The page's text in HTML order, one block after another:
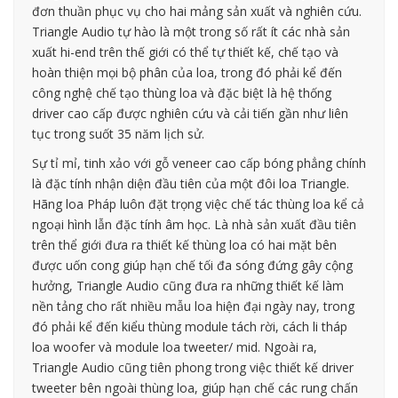
đơn thuần phục vụ cho hai mảng sản xuất và nghiên cứu.
Triangle Audio tự hào là một trong số rất ít các nhà sản
xuất hi-end trên thế giới có thể tự thiết kế, chế tạo và
hoàn thiện mọi bộ phân của loa, trong đó phải kể đến
công nghệ chế tạo thùng loa và đặc biệt là hệ thống
driver cao cấp được nghiên cứu và cải tiến gần như liên
tục trong suốt 35 năm lịch sử.
Sự tỉ mỉ, tinh xảo với gỗ veneer cao cấp bóng phẳng chính
là đặc tính nhận diện đầu tiên của một đôi loa Triangle.
Hãng loa Pháp luôn đặt trọng việc chế tác thùng loa kể cả
ngoại hình lẫn đặc tính âm học. Là nhà sản xuất đầu tiên
trên thể giới đưa ra thiết kế thùng loa có hai mặt bên
được uốn cong giúp hạn chế tối đa sóng đứng gây cộng
hưởng, Triangle Audio cũng đưa ra những thiết kế làm
nền tảng cho rất nhiều mẫu loa hiện đại ngày nay, trong
đó phải kể đến kiểu thùng module tách rời, cách li tháp
loa woofer và module loa tweeter/ mid. Ngoài ra,
Triangle Audio cũng tiên phong trong việc thiết kế driver
tweeter bên ngoài thùng loa, giúp hạn chế các rung chấn